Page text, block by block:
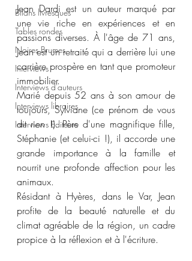
Bilans livresques
Tables rondes
Noires Brumes
Interviews
Interviews d'auteurs
Interviews libraires
Interviews Editeurs
Jean Dardi est un auteur marqué par
une vie riche en expériences et en
passions diverses. À l'âge de 71 ans,
Jean est un retraité qui a derrière lui une
carrière prospère en tant que promoteur
immobilier.
Marié depuis 52 ans à son amour de
toujours, Sylviane (ce prénom de vous
dit rien !). Père d'une magnifique fille,
Stéphanie (et celui-ci !), il accorde une
grande importance à la famille et
nourrit une profonde affection pour les
animaux.
Résidant à Hyères, dans le Var, Jean
profite de la beauté naturelle et du
climat agréable de la région, un cadre
propice à la réflexion et à l'écriture.